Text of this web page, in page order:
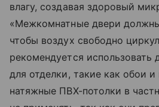
влагу, создавая здоровый
«Межкомнатные двери
чтобы воздух свободно
рекомендуется
для отделки, такие как обои и
натяжные ПВХ-потолки в